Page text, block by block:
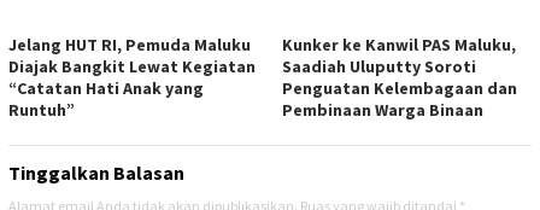
Jelang HUT RI, Pemuda Maluku
Diajak Bangkit Lewat Kegiatan
“Catatan Hati Anak yang
Runtuh”
Kunker ke Kanwil PAS Maluku,
Saadiah Uluputty Soroti
Penguatan Kelembagaan dan
Pembinaan Warga Binaan
Tinggalkan Balasan
Alamat email Anda tidak akan dipublikasikan. Ruas yang wajib ditandai *